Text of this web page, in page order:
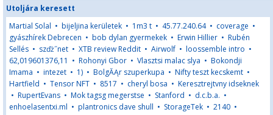
Utoljára keresett
Martial Solal • bijeljina kerületek • 1m3 t • 45.77.240.64• coverage •
gyászhírek Debrecen • bob dylan gyermekek • Erwin Hillier • Rubén
Sellés • szďż˝net • XTB review Reddit • Airwolf • loossemble intro •
62,019601376,11 • Rohonyi Gbor • Vlasztsi malac slya • Bokondji
Imama • intezet • 1) • BolgĂĄr szuperkupa • Nifty teszt kecskemt •
Hartfield • Tensor NFT • 8517 • cheryl bosa • Keresztrejtvny idseknek
• RupertEvans • Mok tagsg megerstse • Stanford • d.c.b.a. •
enhoelasentxi.ml • plantronics dave shull • StorageTek • 2140 •